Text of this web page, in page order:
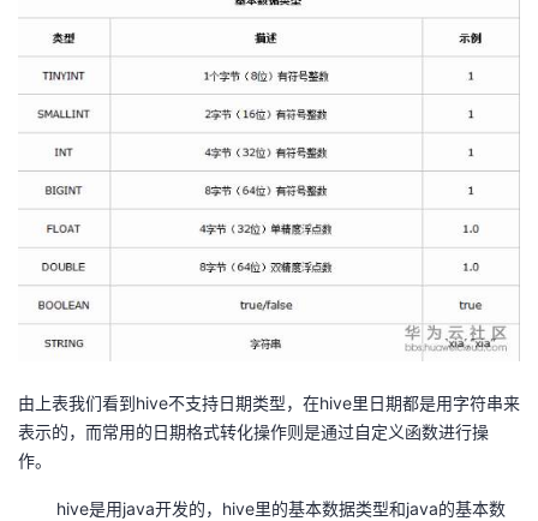
由上表我们看到hive不支持日期类型，在hive里日期都是用字符串来
表示的，而常用的日期格式转化操作则是通过自定义函数进行操
作。
hive是用java开发的，hive里的基本数据类型和java的基本数